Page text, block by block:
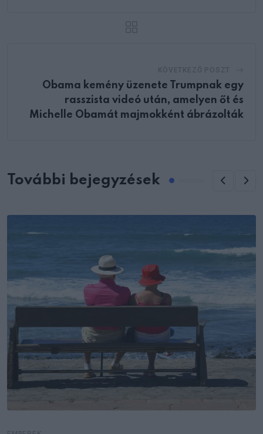
Obama kemény üzenete Trumpnak egy
rasszista videó után, amelyen őt és
Michelle Obamát majmokként ábrázolták
További bejegyzések